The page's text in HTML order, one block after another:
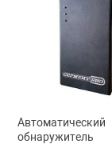
Автоматический
обнаружитель